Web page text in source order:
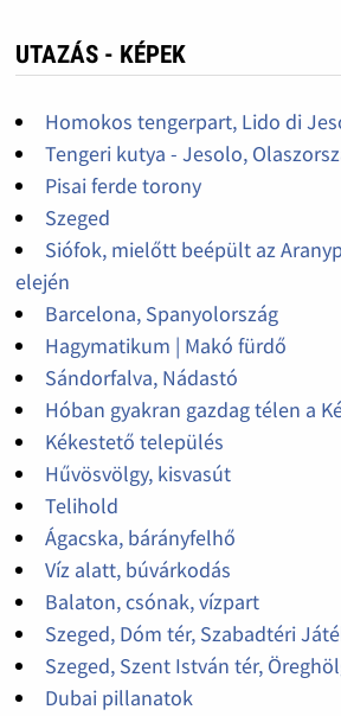
UTAZÁS - KÉPEK
Homokos tengerpart, Lido di
Tengeri kutya - Jesolo,
Pisai ferde torony
Szeged
Siófok, mielőtt beépült az
elején
Barcelona, Spanyolország
Hagymatikum | Makó fürdő
Sándorfalva, Nádastó
Hóban gyakran gazdag télen a
Kékestető település
Hűvösvölgy, kisvasút
Telihold
Ágacska, bárányfelhő
Víz alatt, búvárkodás
Balaton, csónak, vízpart
Szeged, Dóm tér, Szabadtéri
Szeged, Szent István tér,
Dubai pillanatok